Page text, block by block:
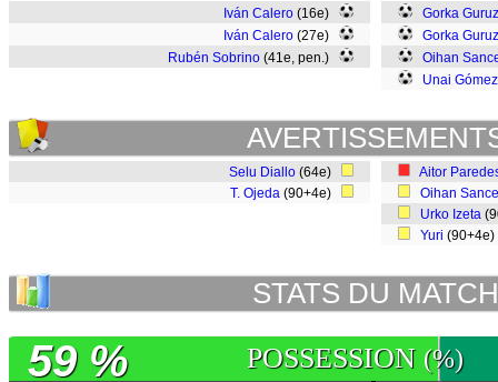
Iván Calero (16e)
Iván Calero (27e)
Rubén Sobrino (41e, pen.)
Gorka
Gorka
Oihan
Unai Gómez
Selu Diallo (64e)
T. Ojeda (90+4e)
Aitor
Oihan
Urko Izeta
Yuri
STATS DU MATCH
POSSESSION (%)
59 %